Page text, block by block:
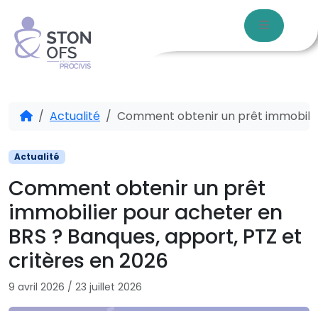
Menu
Accueil
Actualité Comment obtenir un prêt
Actualité
Comment obtenir un prêt
immobilier pour acheter en
BRS ? Banques, apport, PTZ et
critères en 2026
9 avril 2026 / 23 juillet 2026